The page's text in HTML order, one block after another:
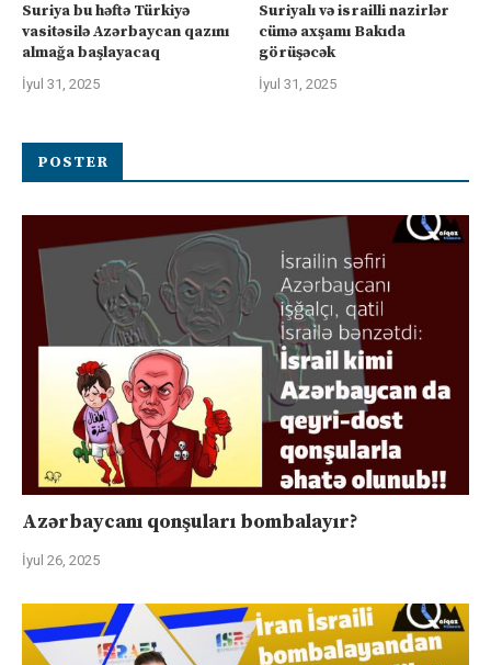
Suriya bu həftə Türkiyə
vasitəsilə Azərbaycan qazını
almağa başlayacaq
İyul 31, 2025
Suriyalı və israilli nazirlər
cümə axşamı Bakıda
görüşəcək
İyul 31, 2025
POSTER
Azərbaycanı qonşuları bombalayır?
İyul 26, 2025